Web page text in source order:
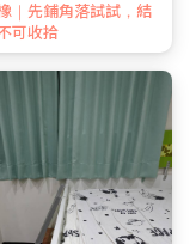
｜先鋪角落試試，結
可收拾